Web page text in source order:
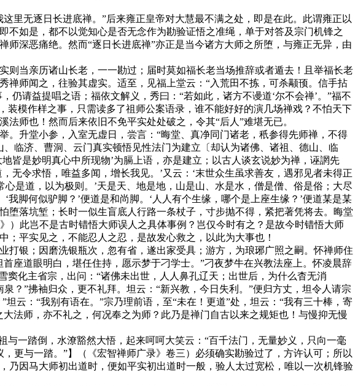
无逐日长进底禅。”后来雍正皇帝对大慧最不满之处，即是在此。此谓雍正以
如是，都不以觉知心是否无念作为勘验证悟之准绳，单于对答及宗门机锋之
深恶痛绝。然而“逐日长进底禅”亦正是当今诸方大师之所堕，与雍正无异，由
当亲历诸山长老，一一勘过；届时莫如福长老当场推辞或者遁去！且举福长老
师闻之，往验其虚实。适至，见福上堂云：“入荒田不拣，可杀颟顸。信手拈
请益提唱之语；福依文解义，秀曰：“若如此，诸方不谩道‘尔不会禅’。”福不
模作样之事，只需读多了祖师公案语录，谁不能好好的演几场禅戏？不怕天下
师也！然而后来依旧不免平实处处破之，令其“后人”难堪无已。
升堂小参，入室无虚日，尝言：“晦堂、真净同门诸老，秖参得先师禅，不得
临济、曹洞、云门真实顿悟见性法门为建立〔却认为诸佛、诸祖、德山、临
皆是妙明真心中所现物’为膈上语，亦是建立；以古人谈玄说妙为禅，诬誷先
无令求悟，唯益多闻，增长我见。’又云：‘末世众生虽求善友，遇邪见者未得正
是道，以为极则。’天是天、地是地，山是山、水是水，僧是僧、俗是俗；大尽
脚何似驴脚？’便道是和尚脚。‘人人有个生缘，哪个是上座生缘？’便道某是某
落坑堑；长时一似生盲底人行路一条杖子，寸步抛不得，紧把著凭将去。晦堂
）此岂不是古时错悟大师误人之具体事例？岂仅今时有之？是故今时错悟大师
平实见之，不能忍人之忍，是故发心救之，以此为大事也！
银；因磨洗银瓶次，忽有省，遂出家受具；游方，为琅琊广照之嗣。怀禅师住
座道眼明白，堪任住持，愿示梦于刁学士。”刁夜梦牛在兴教法座上。怀凌晨辞
化主省宗，出问：“诸佛未出世，人人鼻孔辽天；出世后，为什么杳无消
？”拂袖归众，更不礼拜。坦云：“新兴教，今日失利。”便归方丈，坦令人请宗
云：“我别有语在。”宗乃理前语，至“未在！更道”处，坦云：“我有三十棒，寄
法师，亦不礼之，何况奉之为师？此乃是禅门自古以来之规矩也！与慢抑无慢
一踏倒，水潦豁然大悟，起来呵呵大笑云：“百千法门，无量妙义，只向一毫
更与一踏。”】（《宏智禅师广录》卷三）必须确实勘验过了，方许认可；所以
因马大师初出道时，便如平实初出道时一般，验人太过宽松，唯以一次机锋验